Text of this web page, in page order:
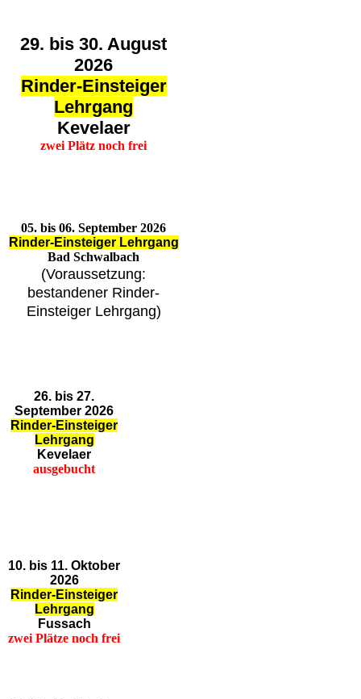
29. bis 30. August
2026
Rinder-Einsteiger
Lehrgang
Kevelaer
zwei Plätz noch frei
05. bis 06. September 2026
Rinder-Einsteiger Lehrgang
Bad Schwalbach
(Voraussetzung:
bestandener Rinder-
Einsteiger Lehrgang)
26. bis 27.
September 2026
Rinder-Einsteiger
Lehrgang
Kevelaer
ausgebucht
10. bis 11. Oktober
2026
Rinder-Einsteiger
Lehrgang
Fussach
zwei Plätze noch frei